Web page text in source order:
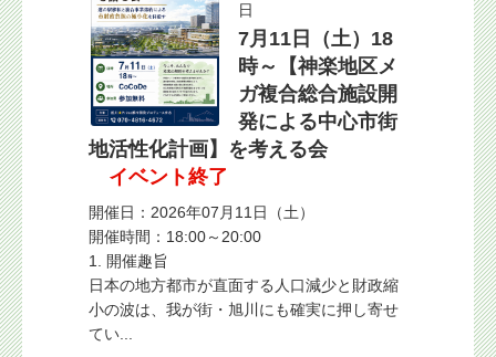
日
7月11日（土）18
時～【神楽地区メ
ガ複合総合施設開
発による中心市街
地活性化計画】を考える会
イベント終了
開催日：2026年07月11日（土）
開催時間：18:00～20:00
1. 開催趣旨
日本の地方都市が直面する人口減少と財政縮
小の波は、我が街・旭川にも確実に押し寄せ
てい...